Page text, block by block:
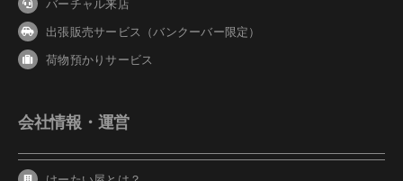
バーチャル来店
出張販売サービス（バンクーバー限定）
荷物預かりサービス
会社情報・運営